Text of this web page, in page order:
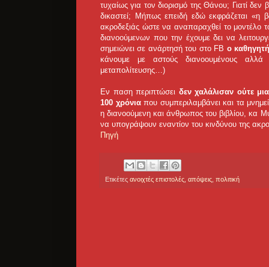
τυχαίως για τον διορισμό της Θάνου; Γιατί
δικαστεί; Μήπως επειδή εδώ εκφράζεται «η
ακροδεξιάς ώστε να αναπαραχθεί το μοντέλο
διανοούμενων που την έχουμε δει να
σημειώνει σε ανάρτησή του στο FB ο
κάνουμε με αστούς διανοουμένους αλλά
μεταπολίτευσης…)
Εν παση περιπτώσει δεν χαλάλισαν ούτε
100 χρόνιαπου συμπεριλαμβάνει και τα
η διανοούμενη και άνθρωπος του βιβλίου, κα
να υπογράψουν εναντίον του κινδύνου της
Πηγή
Ετικέτες ανοιχτές επιστολές απόψεις πολιτική